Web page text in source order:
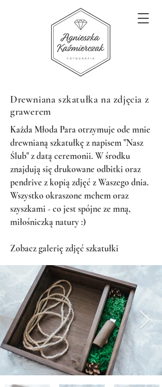
Drewniana szkatułka na zdjęcia z
grawerem
Każda Młoda Para otrzymuje ode mnie
drewnianą szkatułkę z napisem "Nasz
Ślub" z datą ceremonii. W środku
znajdują się drukowane odbitki oraz
pendrive z kopią zdjęć z Waszego dnia.
Wszystkookraszone mchem oraz
szyszkami - co jest spójne ze mną,
miłośniczką natury :)
Zobacz galerię zdjęć szkatułki